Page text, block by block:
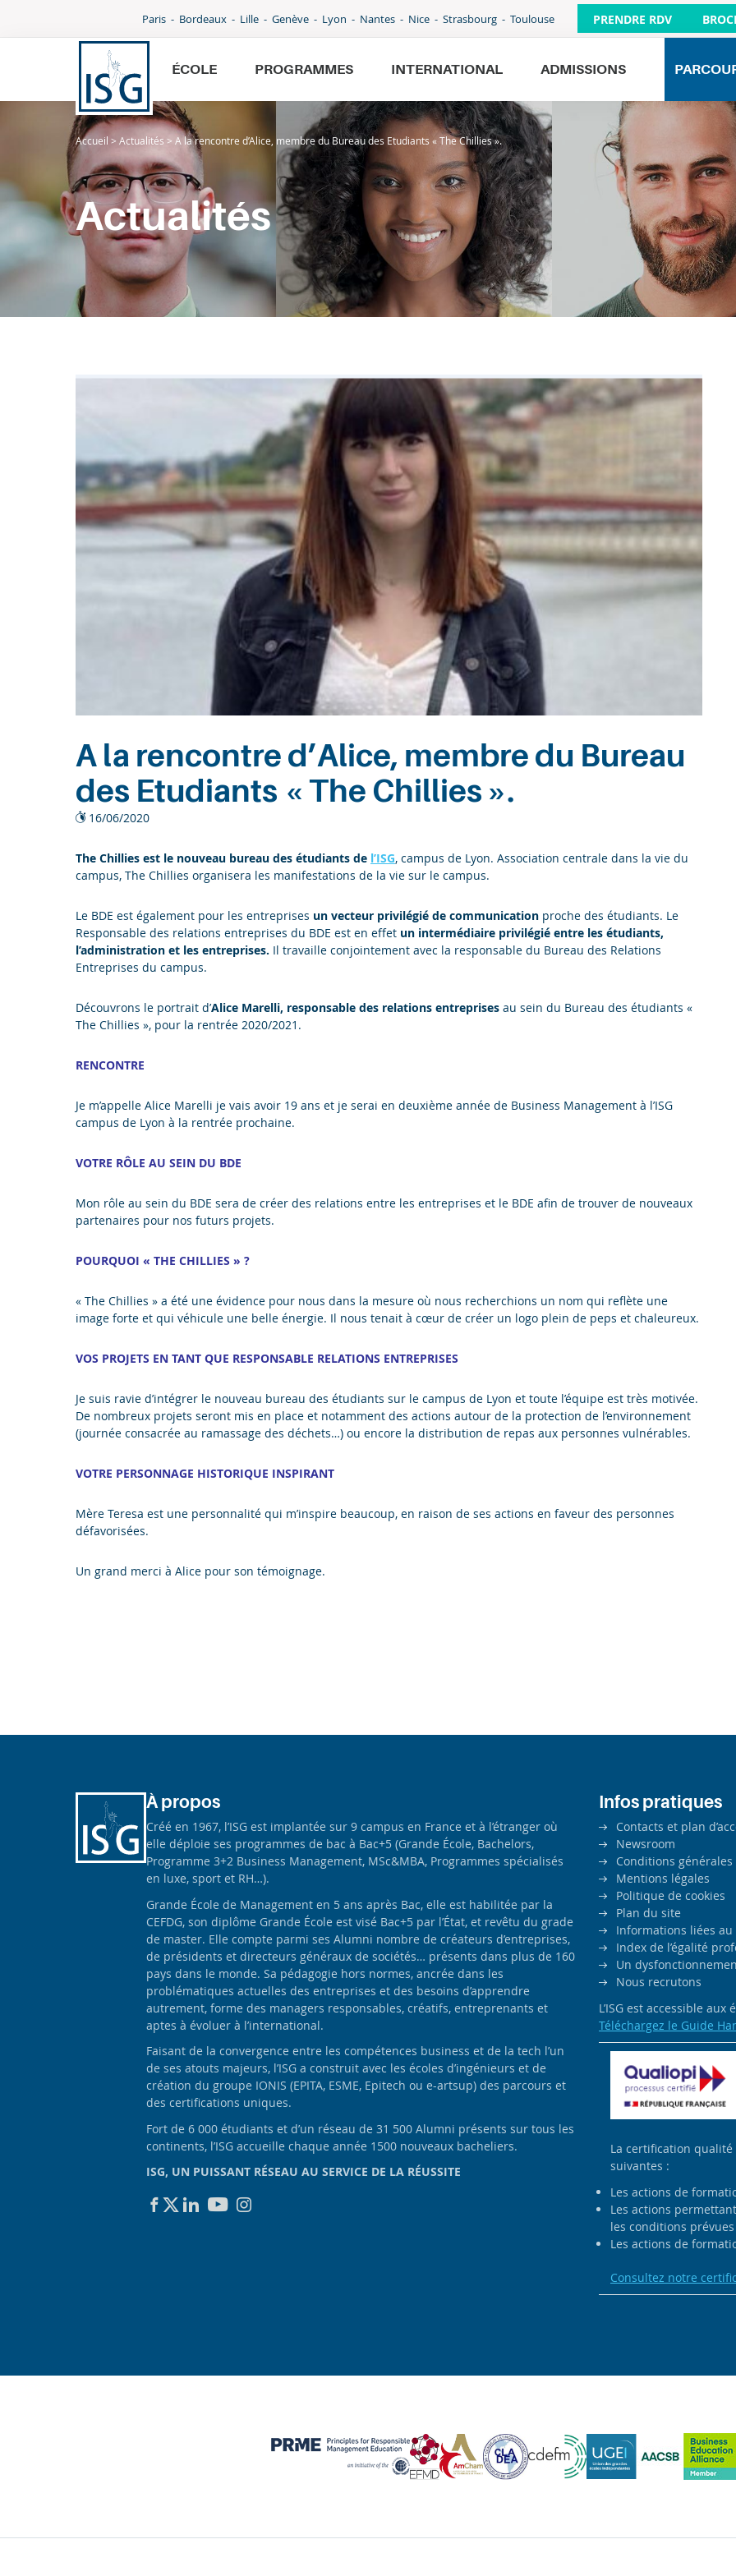
Paris Bordeaux Lille Genève Lyon Nantes Nice Strasbourg Toulouse PRENDRE RDV
ÉCOLE PROGRAMMES INTERNATIONAL ADMISSIONS
École
Programmes
International
Admissions
Accueil > Actualités > A la rencontre d’Alice, membre du Bureau des Etudiants « The Chillies ».
Actualités
A la rencontre d’Alice, membre du Bureau
des Etudiants « The Chillies ».
16/06/2020
The Chillies est le nouveau bureau des étudiants de l’ISG, campus de Lyon. Association centrale dans la vie du
campus, The Chillies organisera les manifestations de la vie sur le campus.
Le BDE est également pour les entreprises un vecteur privilégié de communication proche des étudiants. Le
Responsable des relations entreprises du BDE est en effet un intermédiaire privilégié entre les étudiants,
l’administration et les entreprises. Il travaille conjointement avec la responsable du Bureau des Relations
Entreprises du campus.
Découvrons le portrait d’Alice Marelli, responsable des relations entreprises au sein du Bureau des étudiants «
The Chillies », pour la rentrée 2020/2021.
RENCONTRE
Je m’appelle Alice Marelli je vais avoir 19 ans et je serai en deuxième année de Business Management à l’ISG
campus de Lyon à la rentrée prochaine.
VOTRE RÔLE AU SEIN DU BDE
Mon rôle au sein du BDE sera de créer des relations entre les entreprises et le BDE afin de trouver de nouveaux
partenaires pour nos futurs projets.
POURQUOI « THE CHILLIES » ?
« The Chillies » a été une évidence pour nous dans la mesure où nous recherchions un nom qui reflète une
image forte et qui véhicule une belle énergie. Il nous tenait à cœur de créer un logo plein de peps et chaleureux.
VOS PROJETS EN TANT QUE RESPONSABLE RELATIONS ENTREPRISES
Je suis ravie d’intégrer le nouveau bureau des étudiants sur le campus de Lyon et toute l’équipe est très motivée.
De nombreux projets seront mis en place et notamment des actions autour de la protection de l’environnement
(journée consacrée au ramassage des déchets…) ou encore la distribution de repas aux personnes vulnérables.
VOTRE PERSONNAGE HISTORIQUE INSPIRANT
Mère Teresa est une personnalité qui m’inspire beaucoup, en raison de ses actions en faveur des personnes
défavorisées.
Un grand merci à Alice pour son témoignage.
À propos
Créé en 1967, l’ISG est implantée sur 9 campus en France et à l’étranger où
elle déploie ses programmes de bac à Bac+5 (Grande École, Bachelors,
Programme 3+2 Business Management, MSc&MBA, Programmes spécialisés
en luxe, sport et RH…).
Grande École de Management en 5 ans après Bac, elle est habilitée par la
CEFDG, son diplôme Grande École est visé Bac+5 par l’État, et revêtu du grade
de master. Elle compte parmi ses Alumni nombre de créateurs d’entreprises,
de présidents et directeurs généraux de sociétés… présents dans plus de 160
pays dans le monde. Sa pédagogie hors normes, ancrée dans les
problématiques actuelles des entreprises et des besoins d’apprendre
autrement, forme des managers responsables, créatifs, entreprenants et
aptes à évoluer à l’international.
Faisant de la convergence entre les compétences business et de la tech l’un
de ses atouts majeurs, l’ISG a construit avec les écoles d’ingénieurs et de
création du groupe IONIS (EPITA, ESME, Epitech ou e-artsup) des parcours et
des certifications uniques.
Fort de 6 000 étudiants et d’un réseau de 31 500 Alumni présents sur tous les
continents, l’ISG accueille chaque année 1500 nouveaux bacheliers.
ISG, UN PUISSANT RÉSEAU AU SERVICE DE LA RÉUSSITE
Infos pratiques
Contacts et plan
Newsroom
Conditions
Mentions légales
Politique de cookies
Plan du site
Informations liées au
Index de l’égalité
Un
Nous recrutons
L’ISG est accessible
Téléchargez le Guide
La certification qualité
suivantes :
Les actions de
Les actions
les conditions
Les actions de
Consultez notre